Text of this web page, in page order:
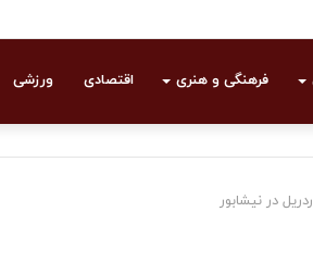
فرهنگی و هنری اقتصادی ورزشی